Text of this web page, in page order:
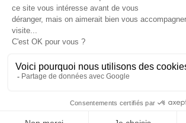
10,30 € TTC
LUMINAIRES & ECLAIRAGE